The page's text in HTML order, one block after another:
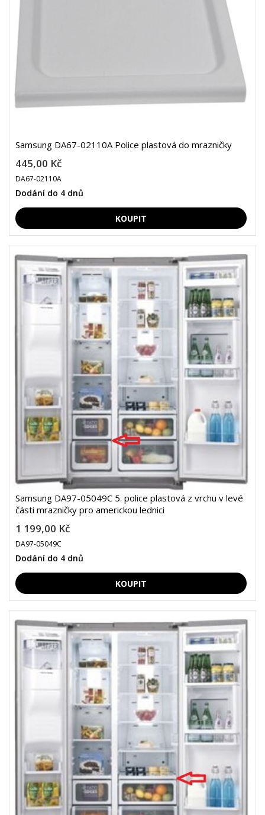
Samsung DA67-02110A Police plastová do mrazničky
445,00 Kč
DA67-02110A
Dodání do 4 dnů
Samsung DA97-05049C 5. police plastová z vrchu v levé
části mrazničky pro americkou lednici
1 199,00 Kč
DA97-05049C
Dodání do 4 dnů